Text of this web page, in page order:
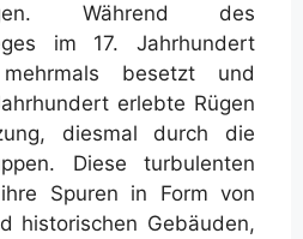
Während des
im 17. Jahrhundert
besetzt und
erlebte Rügen
diesmal durch die
Diese turbulenten
Spuren in Form von
historischen Gebäuden,